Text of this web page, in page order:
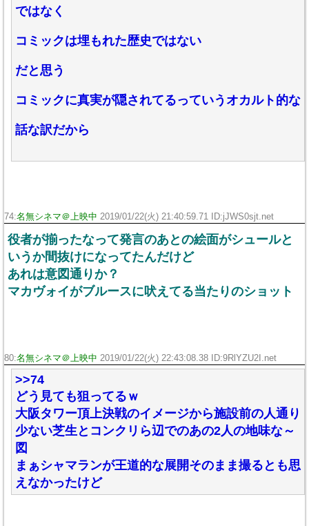
ではなく
コミックは埋もれた歴史ではない
だと思う
コミックに真実が隠されてるっていうオカルト的な
話な訳だから
74:名無シネマ＠上映中 2019/01/22(火) 21:40:59.71 ID:jJWS0sjt.net
役者が揃ったなって発言のあとの絵面がシュールと
いうか間抜けになってたんだけど
あれは意図通りか？
マカヴォイがブルースに吠えてる当たりのショット
80:名無シネマ＠上映中 2019/01/22(火) 22:43:08.38 ID:9RlYZU2I.net
>>74
どう見ても狙ってるｗ
大阪タワー頂上決戦のイメージから施設前の人通り
少ない芝生とコンクリら辺でのあの2人の地味な～
図
まぁシャマランが王道的な展開そのまま撮るとも思
えなかったけど